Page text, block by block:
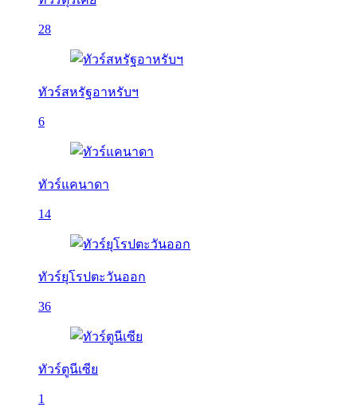
28
ทัวร์สหรัฐอาหรับฯ
6
ทัวร์แคนาดา
14
ทัวร์ยุโรปตะวันออก
36
ทัวร์ตูนีเซีย
1